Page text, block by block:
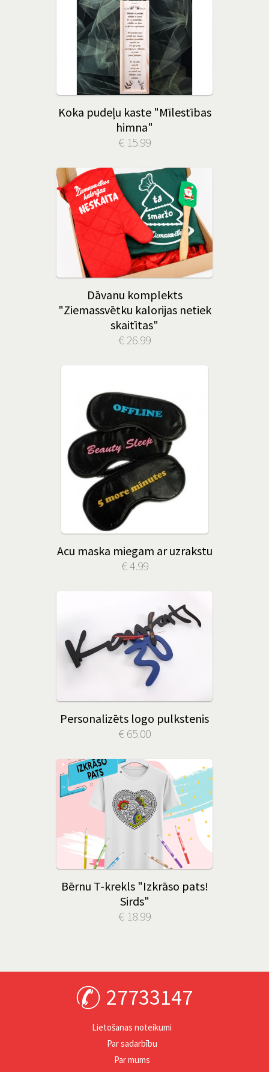
Koka pudeļu kaste "Mīlestības
himna"
€ 15.99
Dāvanu komplekts
"Ziemassvētku kalorijas netiek
skaitītas"
€ 26.99
Acu maska miegam ar uzrakstu
€ 4.99
Personalizēts logo pulkstenis
€ 65.00
Bērnu T-krekls "Izkrāso pats!
Sirds"
€ 18.99
27733147
Lietošanas noteikumi
Par sadarbību
Par mums